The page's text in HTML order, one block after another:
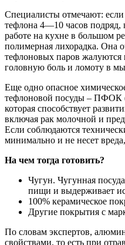
Специалисты отмечают:
тефлона 4—10 часов подряд,
работе на кухне в большом
полимерная лихорадка. Она
тефлоновых паров жалуются
головную боль и ломоту в
Еще одно опасное
тефлоновой посуды – ПФОК
которая способствует
включая рак молочной и
Если соблюдаются
минимально и не несет
На чем тогда готовить?
Чугун. Чугунная
пищи и выдерживает
100% керамическое
Другие покрытия с
По словам экспертов,
свойствами, то есть при